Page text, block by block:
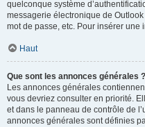
quelconque système
messagerie électronique de
mot de passe, etc. Pour insérer
Haut
Que sont les annonces générales ?
Les annonces générales
vous devriez consulter en priorité.
et dans le panneau de contrôle de
annonces générales sont définies